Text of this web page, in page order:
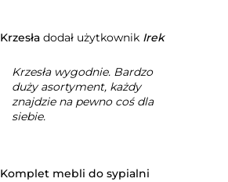
Krzesładodał użytkownik Irek
Krzesła wygodnie. Bardzo
duży asortyment, każdy
znajdzie na pewno coś dla
siebie.
Komplet mebli do sypialni